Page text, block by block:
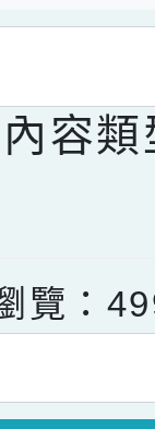
會更
容類
覽：